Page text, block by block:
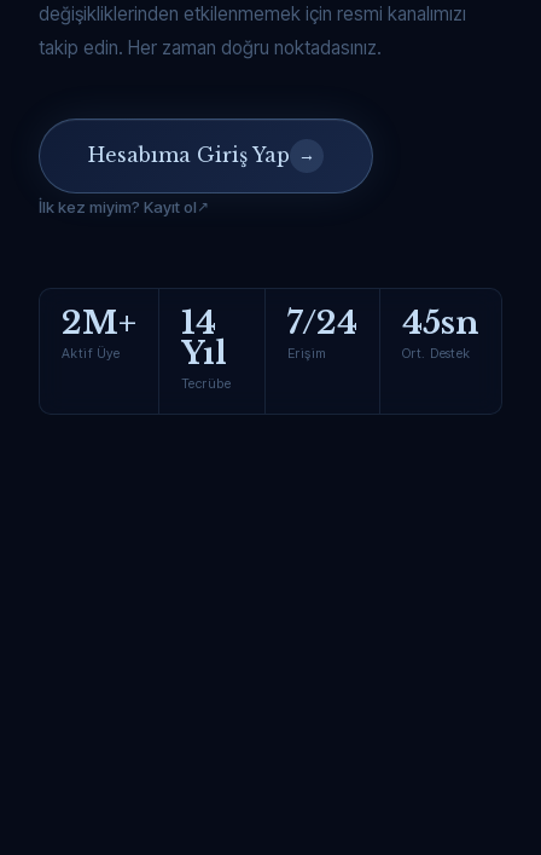
değişikliklerinden etkilenmemek için resmi kanalımızı
takip edin. Her zaman doğru noktadasınız.
Hesabıma Giriş Yap →
İlk kez miyim? Kayıt ol
2M+
Aktif Üye
14
Yıl
Tecrübe
7/24
Erişim
45sn
Ort. Destek